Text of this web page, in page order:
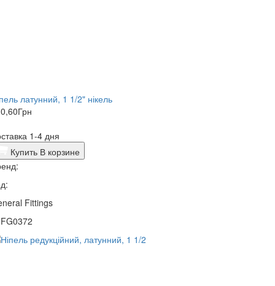
латунний, 1 1/2" нікель
Грн
1-4 дня
Купить В корзине
Fittings